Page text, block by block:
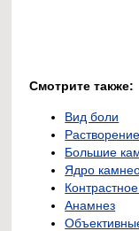
Смотрите также:
Вид боли
Большие
Ядро
Анамнез